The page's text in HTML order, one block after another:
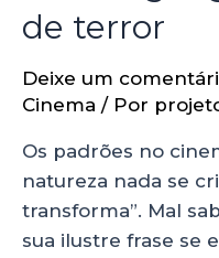
de terror
Deixe um
Cinema / Por
Os padrões no
natureza nada se
transforma”. Mal
sua ilustre frase se